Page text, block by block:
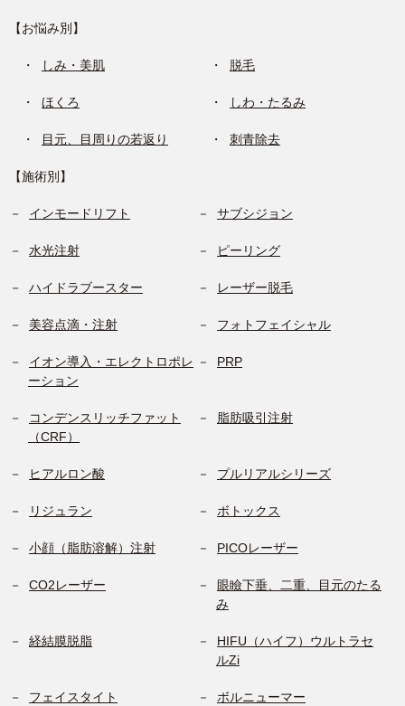
【お悩み別】
しみ・美肌 脱毛
ほくろ しわ・たるみ
目元、目周りの若返り 刺青除去
【施術別】
インモードリフト サブシジョン
水光注射 ピーリング
ハイドラブースター レーザー脱毛
美容点滴・注射 フォトフェイシャル
イオン導入・エレクトロポレ
ーション
PRP
コンデンスリッチファット
（CRF）
脂肪吸引注射
ヒアルロン酸 プルリアルシリーズ
リジュラン ボトックス
小顔（脂肪溶解）注射 PICOレーザー
CO2レーザー
眼瞼下垂、二重、目元のたる
み
経結膜脱脂
HIFU（ハイフ）ウルトラセ
ルZi
フェイスタイト ボルニューマー